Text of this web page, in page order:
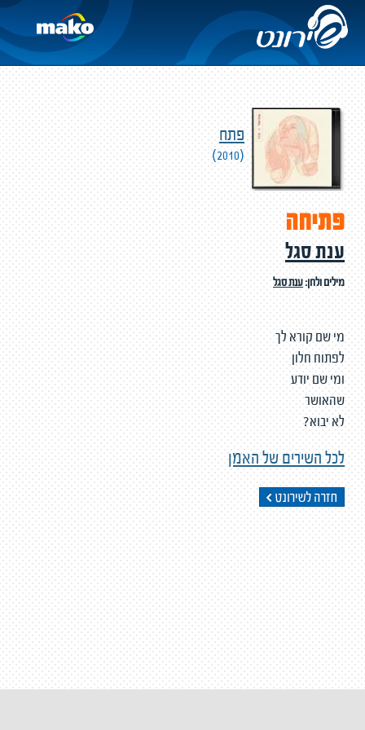
פתח
(2010)
פתיחה
ענת סגל
מילים ולחן:ענת סגל
מי שם קורא לך
לפתוח חלון
ומי שם יודע
שהאושר
לא יבוא?
לכל השירים של האמן